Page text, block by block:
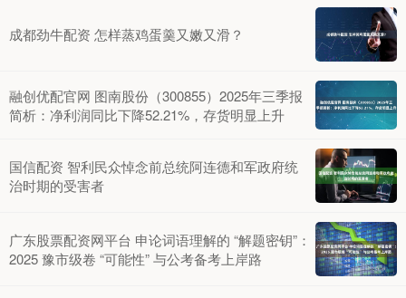
成都劲牛配资 怎样蒸鸡蛋羹又嫩又滑？
融创优配官网 图南股份（300855）2025年三季报
简析：净利润同比下降52.21%，存货明显上升
国信配资 智利民众悼念前总统阿连德和军政府统
治时期的受害者
广东股票配资网平台 申论词语理解的 “解题密钥”：
2025 豫市级卷 “可能性” 与公考备考上岸路